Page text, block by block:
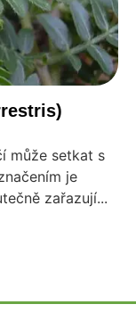
může setkat s
je
zařazují...